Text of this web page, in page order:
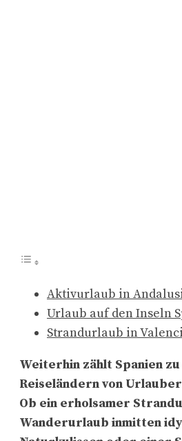
Aktivurlaub in
Urlaub auf den Inseln
Strandurlaub in
Weiterhin zählt Spanien
Reiseländern von
Ob ein erholsamer
Wanderurlaub inmitten